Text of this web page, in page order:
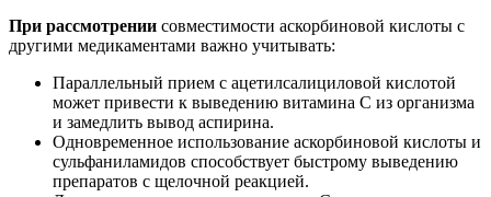
При рассмотрении совместимости аскорбиновой кислоты с
другими медикаментами важно учитывать:
Параллельный прием с ацетилсалициловой кислотой
может привести к выведению витамина С из организма
и замедлить вывод аспирина.
Одновременное использование аскорбиновой кислоты и
сульфаниламидов способствует быстрому выведению
препаратов с щелочной реакцией.